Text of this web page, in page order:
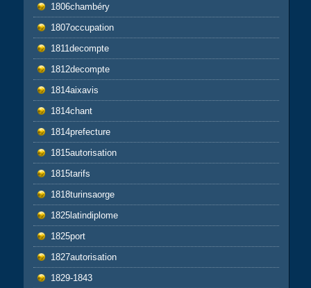
1806chambéry
1807occupation
1811decompte
1812decompte
1814aixavis
1814chant
1814prefecture
1815autorisation
1815tarifs
1818turinsaorge
1825latindiplome
1825port
1827autorisation
1829-1843